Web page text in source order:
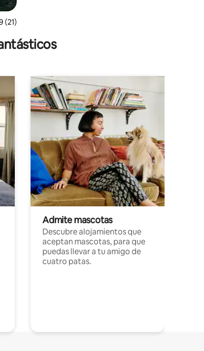
promedio: 4.9 de 5; 21 evaluaciones
(21)
Admite mascotas
Descubre alojamientos que
aceptan mascotas, para que
puedas llevar a tu amigo de
cuatro patas.